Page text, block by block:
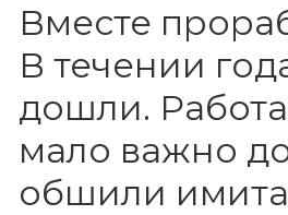
Вместе
В течении
дошли.
мало важно
обшили